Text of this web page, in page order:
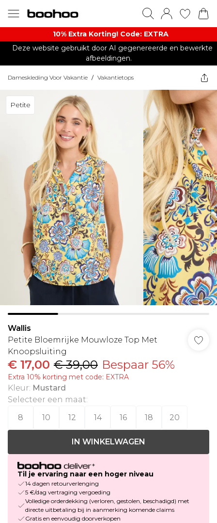
10% Extra Korting! Code: EXTRA​
Deze website gebruikt door AI gegenereerde en bewerkte
afbeeldingen.
Dameskleding Voor Vakantie / Vakantietops
Petite
Wallis
Petite Bloemrijke Mouwloze Top Met
Knoopsluiting
€ 17,00 € 39,00 Bespaar 56%
Extra 10% korting met code: EXTRA
Kleur: Mustard
Selecteer een maat:
8
10 12 14 16 18 20
IN WINKELWAGEN
Til je ervaring naar een hoger niveau
14 dagen retourverlenging
5 €/dag vertraging vergoeding
Volledige orderdekking (verloren, gestolen, beschadigd) met
directe uitbetaling bij in aanmerking komende claims
Gratis en eenvoudig doorverkopen